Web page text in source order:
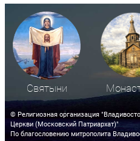
Святыни
© Религиозная организация
Церкви (Московский Патриархат)"
По благословению митрополита